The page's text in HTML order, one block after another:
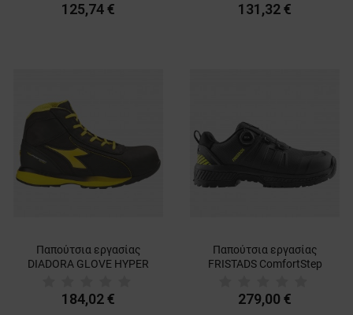
125,74 € 131,32 €
Παπούτσια εργασίας
DIADORA GLOVE HYPER
BLACK
184,02 €
Παπούτσια εργασίας
FRISTADS ComfortStep
279,00 €